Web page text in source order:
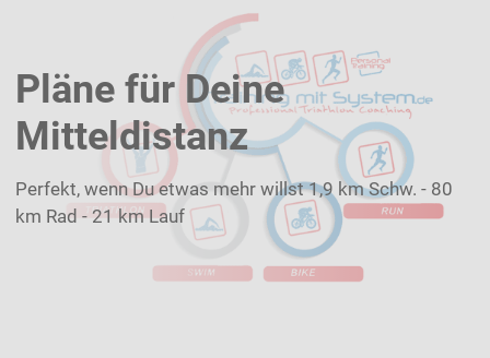
Pläne für Deine
Mitteldistanz
Perfekt, wenn Du etwas mehr willst 1,9 km Schw. - 80
km Rad - 21 km Lauf